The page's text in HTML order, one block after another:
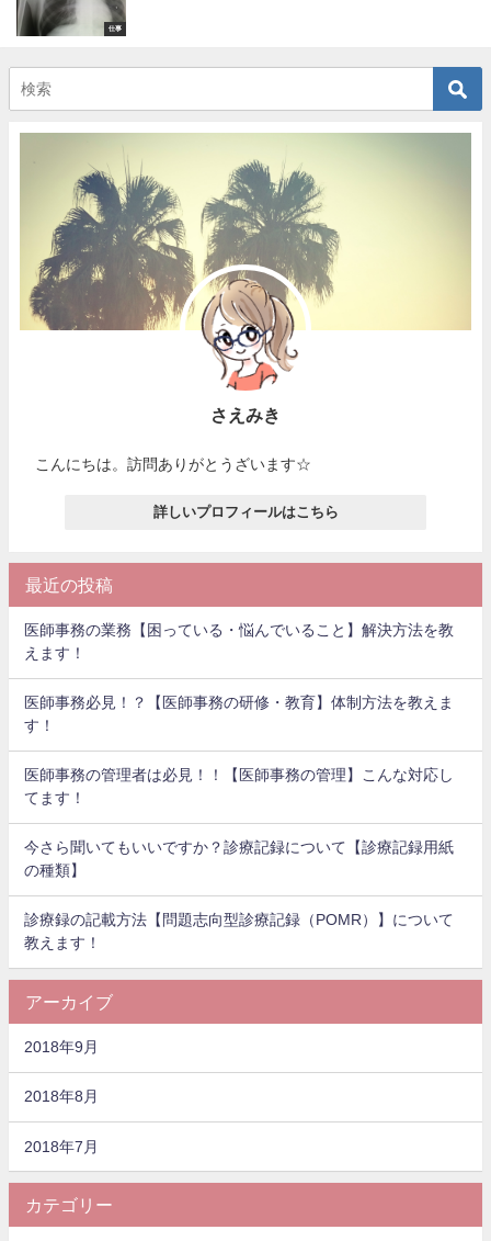
仕事
さえみき
こんにちは。訪問ありがとうざいます☆
詳しいプロフィールはこちら
最近の投稿
医師事務の業務【困っている・悩んでいること】解決方法を教
えます！
医師事務必見！？【医師事務の研修・教育】体制方法を教えま
す！
医師事務の管理者は必見！！【医師事務の管理】こんな対応し
てます！
今さら聞いてもいいですか？診療記録について【診療記録用紙
の種類】
診療録の記載方法【問題志向型診療記録（POMR）】について
教えます！
アーカイブ
2018年9月
2018年8月
2018年7月
カテゴリー